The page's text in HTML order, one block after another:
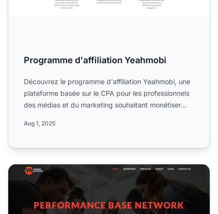
Programme d'affiliation Yeahmobi
Découvrez le programme d'affiliation Yeahmobi, une
plateforme basée sur le CPA pour les professionnels
des médias et du marketing souhaitant monétiser
Aug 1, 2025
Programme d'affiliation VipAdsNetwork